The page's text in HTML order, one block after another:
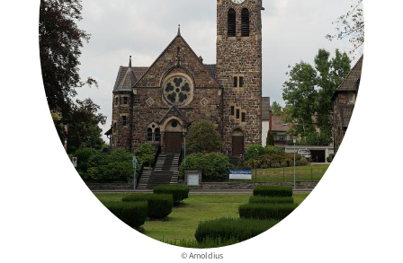
© Arnoldius